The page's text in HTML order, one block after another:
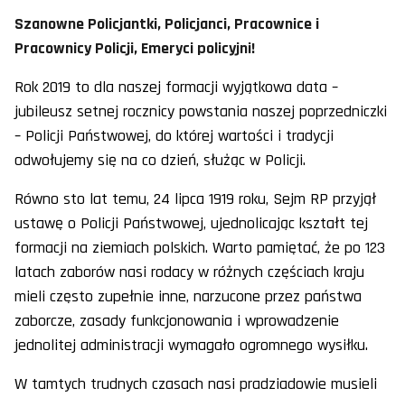
Szanowne Policjantki, Policjanci, Pracownice i
Pracownicy Policji, Emeryci policyjni!
Rok 2019 to dla naszej formacji wyjątkowa data –
jubileusz setnej rocznicy powstania naszej poprzedniczki
– Policji Państwowej, do której wartości i tradycji
odwołujemy się na co dzień, służąc w Policji.
Równo sto lat temu, 24 lipca 1919 roku, Sejm RP przyjął
ustawę o Policji Państwowej, ujednolicając kształt tej
formacji na ziemiach polskich. Warto pamiętać, że po 123
latach zaborów nasi rodacy w różnych częściach kraju
mieli często zupełnie inne, narzucone przez państwa
zaborcze, zasady funkcjonowania i wprowadzenie
jednolitej administracji wymagało ogromnego wysiłku.
W tamtych trudnych czasach nasi pradziadowie musieli